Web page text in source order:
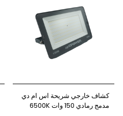
كشاف خارجي شريحة اس ام دي
مدمج رمادي 150 وات 6500K